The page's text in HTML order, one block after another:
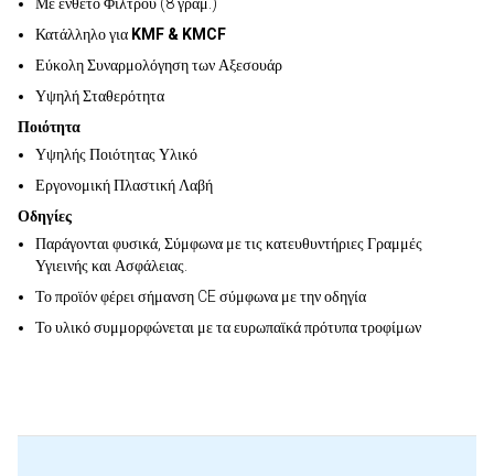
Κατάλληλο για KMF & KMCF
Εύκολη Συναρμολόγηση των Αξεσουάρ
Υψηλή Σταθερότητα
Ποιότητα
Υψηλής Ποιότητας Υλικό
Εργονομική Πλαστική Λαβή
Οδηγίες
Παράγονται φυσικά, Σύμφωνα με τις κατευθυντήριες Γραμμές
Υγιεινής και Ασφάλειας.
Το προϊόν φέρει σήμανση CE σύμφωνα με την οδηγία
Το υλικό συμμορφώνεται με τα ευρωπαϊκά πρότυπα τροφίμων